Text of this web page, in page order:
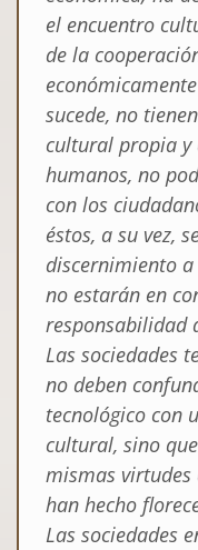
el encuentro
de la
sucede, no
cultural propia y
humanos, no
con los
éstos, a su vez,
discernimiento
no estarán en
responsabilidad
Las sociedades
no deben
tecnológico con
cultural, sino
mismas virtudes
han hecho
Las sociedades